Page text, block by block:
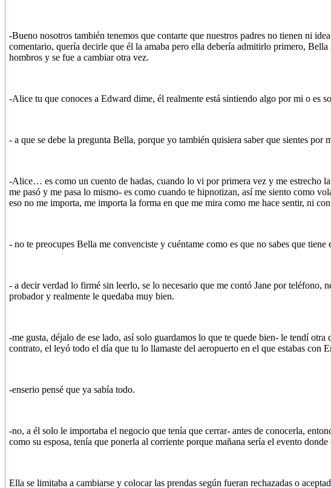
-Bueno nosotros también tenemos que contarte que nuestros padres no tienen ni
comentario, quería decirle que él la amaba pero ella debería admitirlo primero,
hombros y se fue a cambiar otra vez.
-Alice tu que conoces a Edward dime, él realmente está sintiendo algo por mi o es
- a que se debe la pregunta Bella, porque yo también quisiera saber que sientes
-Alice… es como un cuento de hadas, cuando lo vi por primera vez y me estrecho
me pasó y me pasa lo mismo- es como cuando te hipnotizan, así me siento como
eso no me importa, me importa la forma en que me mira como me hace sentir, ni
- no te preocupes Bella me convenciste y cuéntame como es que no sabes que tiene
- a decir verdad lo firmé sin leerlo, se lo necesario que me contó Jane por teléfono,
probador y realmente le quedaba muy bien.
-me gusta, déjalo de ese lado, así solo guardamos lo que te quede bien- le tendí
contrato, el leyó todo el día que tu lo llamaste del aeropuerto en el que estabas con
-enserio pensé que ya sabía todo.
-no, a él solo le importaba el negocio que tenía que cerrar- antes de conocerla,
como su esposa, tenía que ponerla al corriente porque mañana sería el evento
Ella se limitaba a cambiarse y colocar las prendas según fueran rechazadas o